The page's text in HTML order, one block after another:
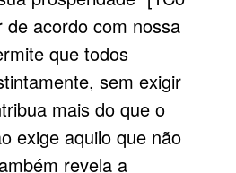
de acordo com nossa
que todos
sem exigir
mais do que o
exige aquilo que não
revela a